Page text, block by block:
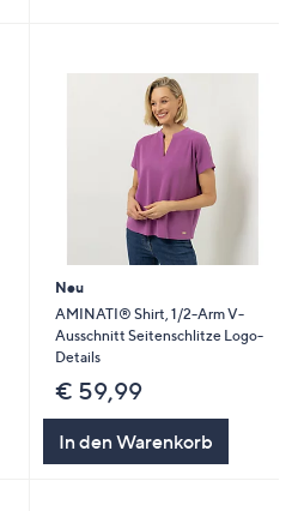
Neu
AMINATI® Shirt, 1/2-Arm V-
Ausschnitt Seitenschlitze Logo-
Details
€ 59,99
In den Warenkorb